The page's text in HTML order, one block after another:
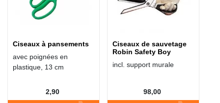
Ciseaux à pansements
avec poignées en
plastique, 13 cm
2,90
Ciseaux de sauvetage
Robin Safety Boy
incl. support murale
98,00